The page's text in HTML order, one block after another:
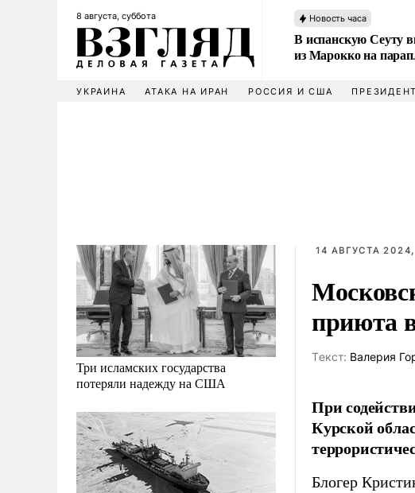
8 августа, суббота Новость часа
В испанскую Сеуту
из Марокко на
УКРАИНА АТАКА НА ИРАН РОССИЯ И США
Три исламских государства
потеряли надежду на США
14 АВГУСТА
приюта
Tекст: Валерия
При
Курской
Блогер